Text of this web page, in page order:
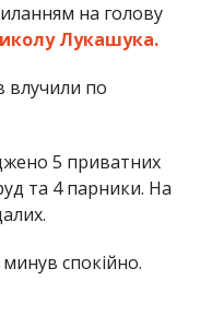
на голову
Лукашука.
влучили по
5 приватних
та 4 парники. На
спокійно.